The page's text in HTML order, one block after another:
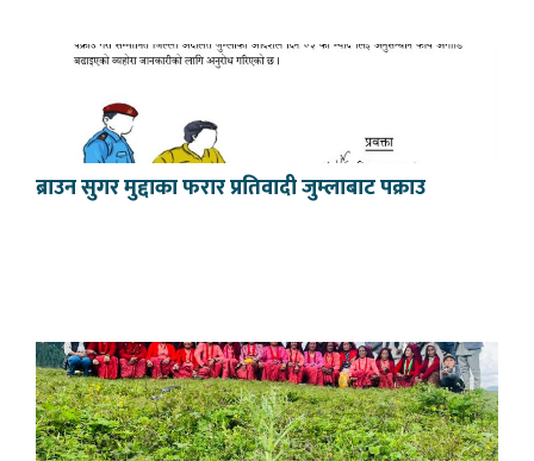
ब्राउन सुगर मुद्दाका फरार प्रतिवादी जुम्लाबाट पक्राउ